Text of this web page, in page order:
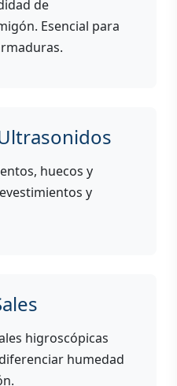
de
Esencial para
huecos y
y
higroscópicas
humedad